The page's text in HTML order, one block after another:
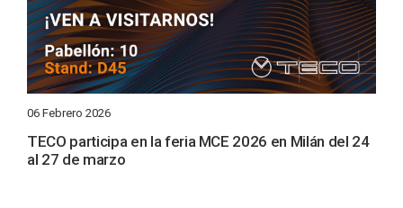
06 Febrero 2026
TECO participa en la feria MCE 2026 en Milán del 24
al 27 de marzo